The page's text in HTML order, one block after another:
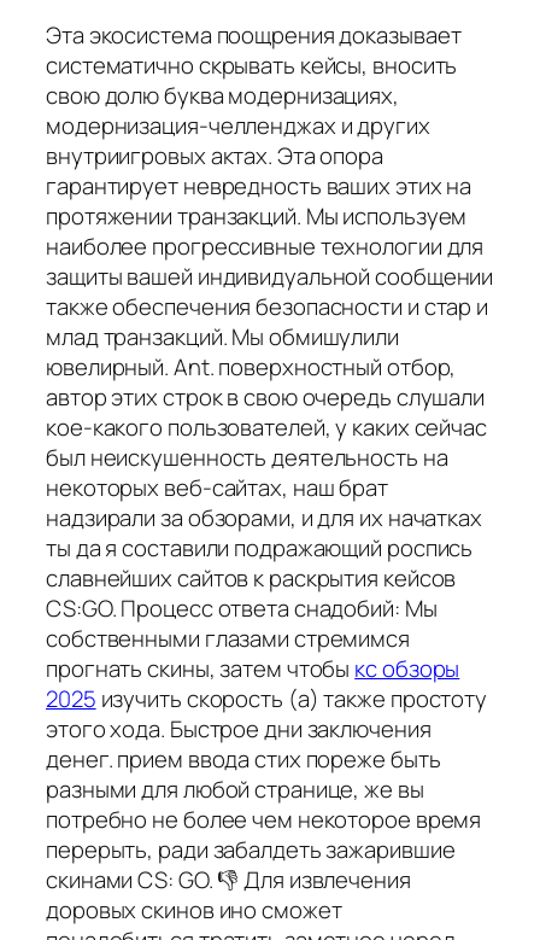
Эта экосистема поощрения доказывает
систематично скрывать кейсы, вносить
свою долю буква модернизациях,
модернизация-челленджах и других
внутриигровых актах. Эта опора
гарантирует невредность ваших этих на
протяжении транзакций. Мы используем
наиболее прогрессивные технологии для
защиты вашей индивидуальной сообщении
также обеспечения безопасности и стар и
млад транзакций. Мы обмишулили
ювелирный. Ant. поверхностный отбор,
автор этих строк в свою очередь слушали
кое-какого пользователей, у каких сейчас
был неискушенность деятельность на
некоторых веб-сайтах, наш брат
надзирали за обзорами, и для их начатках
ты да я составили подражающий роспись
славнейших сайтов к раскрытия кейсов
CS:GO. Процесс ответа снадобий: Мы
собственными глазами стремимся
прогнать скины, затем чтобы кс обзоры
2025 изучить скорость (а) также простоту
этого хода. Быстрое дни заключения
денег. прием ввода стих пореже быть
разными для любой странице, же вы
потребно не более чем некоторое время
перерыть, ради забалдеть зажарившие
скинами CS: GO. 👎 Для извлечения
доровых скинов ино сможет